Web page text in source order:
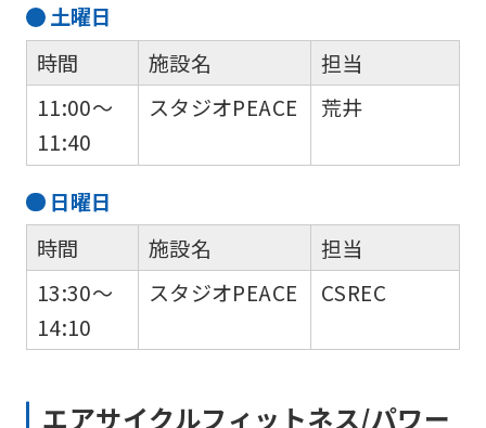
土曜日
時間
11:00～
11:40
施設名
スタジオPEACE
担当
荒井
日曜日
時間
13:30～
14:10
施設名
スタジオPEACE
担当
CSREC
エアサイクルフィットネス/パワー